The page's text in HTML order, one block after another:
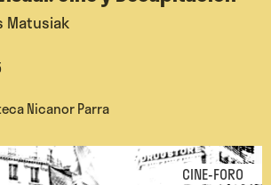
Matusiak
Nicanor Parra
CINE-FORO